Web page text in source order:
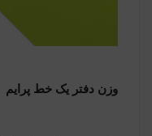
وزن دفتر یک خط پرایم